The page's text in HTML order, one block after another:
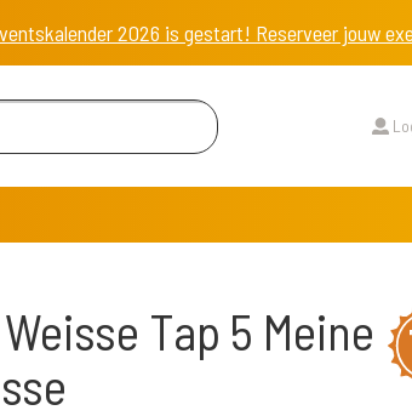
2026 is gestart! Reserveer jouw
Tap 5 Meine